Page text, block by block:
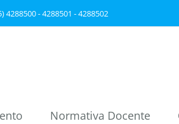
4288500 - 4288501 - 4288502
Normativa Docente